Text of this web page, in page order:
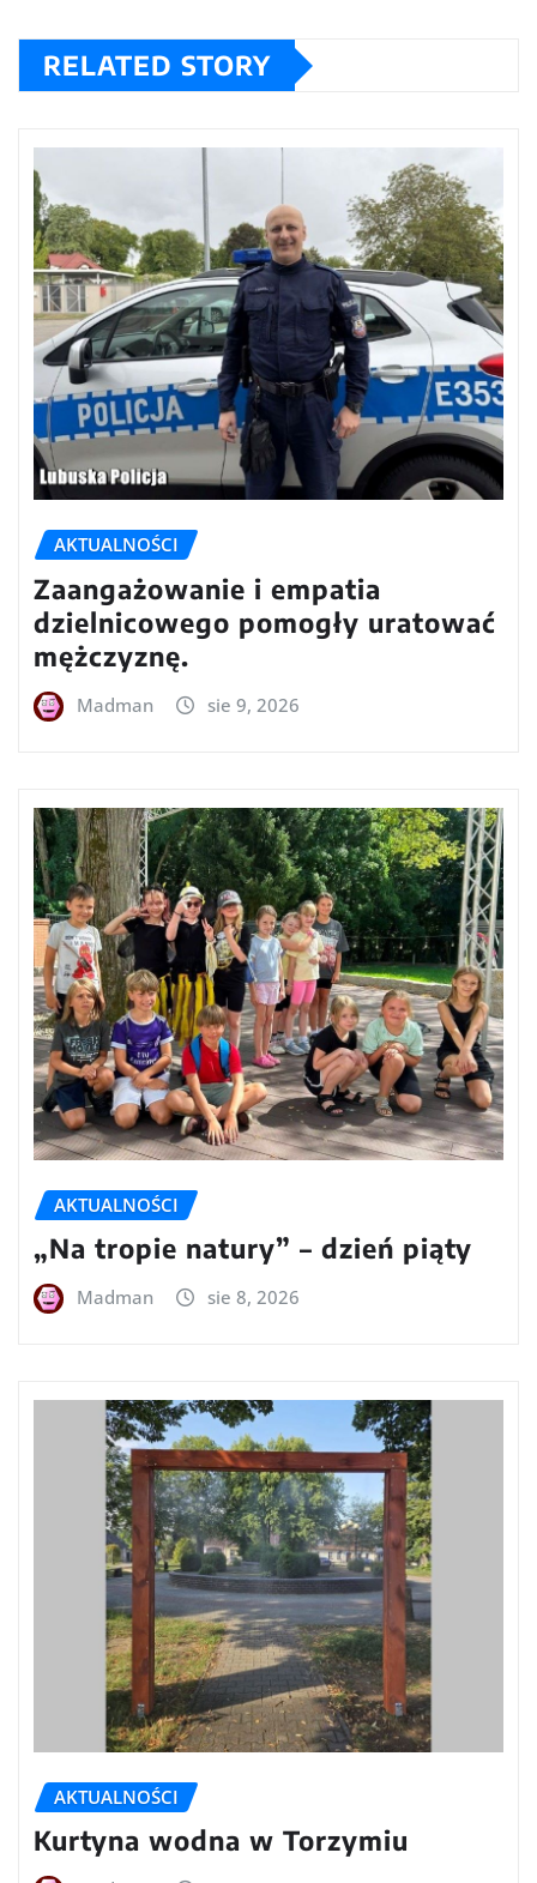
RELATED STORY
AKTUALNOŚCI
Zaangażowanie i empatia
dzielnicowego pomogły uratować
mężczyznę.
Madman sie 9, 2026
AKTUALNOŚCI
„Na tropie natury” – dzień piąty
Madman sie 8, 2026
AKTUALNOŚCI
Kurtyna wodna w Torzymiu